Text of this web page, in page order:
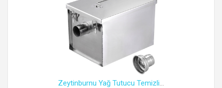
Zeytinburnu Yağ Tutucu Temizli...